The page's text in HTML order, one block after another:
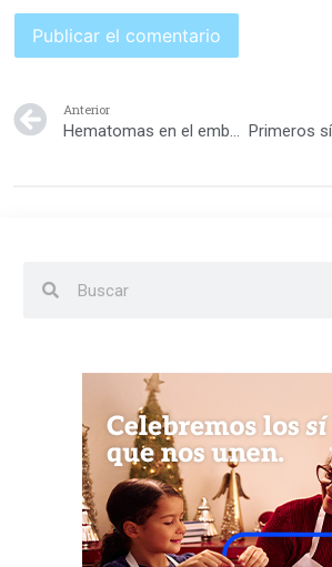
Anterior
Hematomas en el embarazo